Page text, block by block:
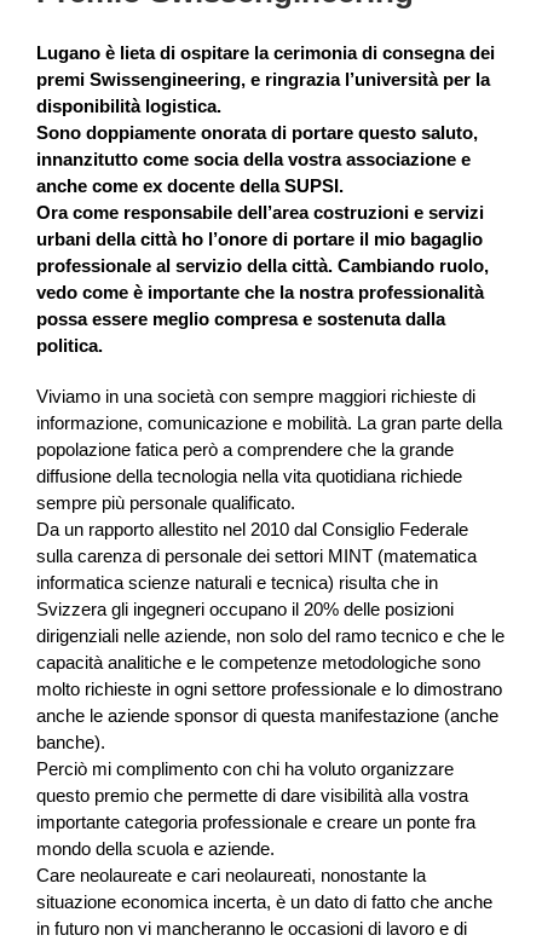
Lugano è lieta di ospitare la cerimonia di consegna dei
premi Swissengineering, e ringrazia l’università per la
disponibilità logistica.
Sono doppiamente onorata di portare questo saluto,
innanzitutto come socia della vostra associazione e
anche come ex docente della SUPSI.
Ora come responsabile dell’area costruzioni e servizi
urbani della città ho l’onore di portare il mio bagaglio
professionale al servizio della città. Cambiando ruolo,
vedo come è importante che la nostra professionalità
possa essere meglio compresa e sostenuta dalla
politica.
Viviamo in una società con sempre maggiori richieste di
informazione, comunicazione e mobilità. La gran parte della
popolazione fatica però a comprendere che la grande
diffusione della tecnologia nella vita quotidiana richiede
sempre più personale qualificato.
Da un rapporto allestito nel 2010 dal Consiglio Federale
sulla carenza di personale dei settori MINT (matematica
informatica scienze naturali e tecnica) risulta che in
Svizzera gli ingegneri occupano il 20% delle posizioni
dirigenziali nelle aziende, non solo del ramo tecnico e che le
capacità analitiche e le competenze metodologiche sono
molto richieste in ogni settore professionale e lo dimostrano
anche le aziende sponsor di questa manifestazione (anche
banche).
Perciò mi complimento con chi ha voluto organizzare
questo premio che permette di dare visibilità alla vostra
importante categoria professionale e creare un ponte fra
mondo della scuola e aziende.
Care neolaureate e cari neolaureati, nonostante la
situazione economica incerta, è un dato di fatto che anche
in futuro non vi mancheranno le occasioni di lavoro e di